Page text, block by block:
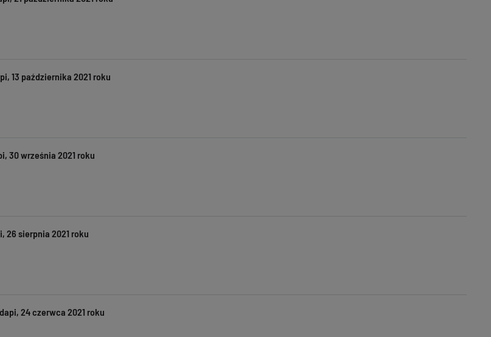
13 października 2021 roku
30 września 2021 roku
26 sierpnia 2021 roku
24 czerwca 2021 roku